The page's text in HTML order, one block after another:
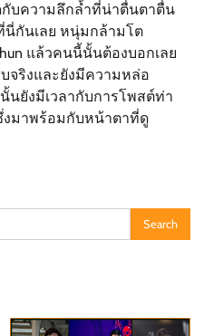
บความลึกล้ำที่น่าตื่นตาตื่น
นี่กันเลย หนุ่มกล้ามโต
แล้วคนนี้นั้นต้องบอกเลย
จริงและยังมีความหล่อ
นยังมีเวลากับการโพสต์ท่า
งมาพร้อมกับหน้าตาที่ดู